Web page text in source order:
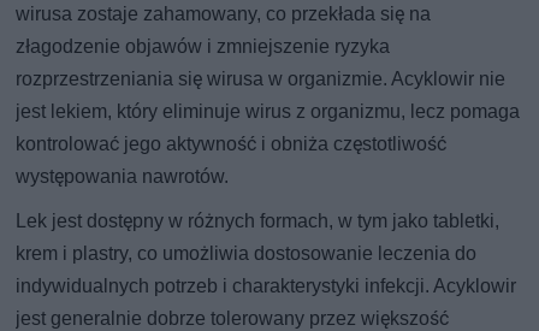
wirusa zostaje zahamowany, co przekłada się na
złagodzenie objawów i zmniejszenie ryzyka
rozprzestrzeniania się wirusa w organizmie. Acyklowir nie
jest lekiem, który eliminuje wirus z organizmu, lecz pomaga
kontrolować jego aktywność i obniża częstotliwość
występowania nawrotów.
Lek jest dostępny w różnych formach, w tym jako tabletki,
krem i plastry, co umożliwia dostosowanie leczenia do
indywidualnych potrzeb i charakterystyki infekcji. Acyklowir
jest generalnie dobrze tolerowany przez większość